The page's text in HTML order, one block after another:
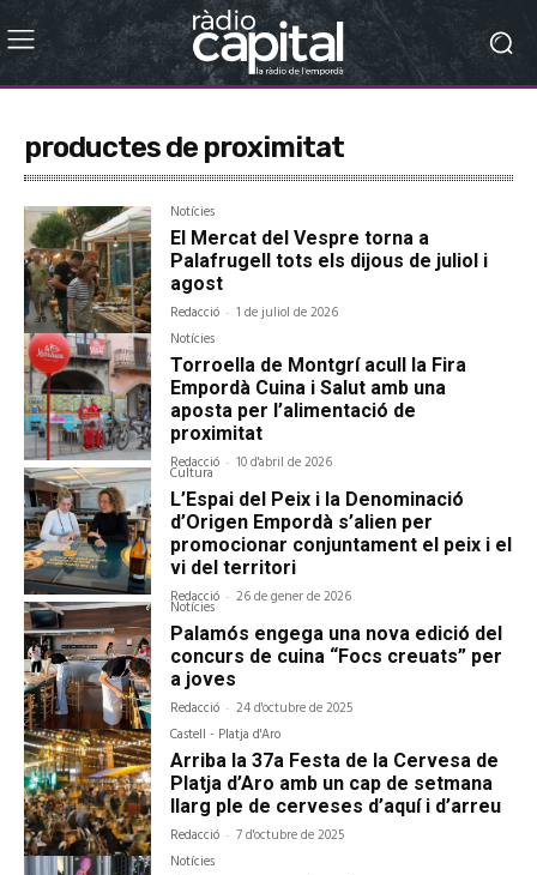
productes de proximitat
Notícies
El Mercat del Vespre torna a
Palafrugell tots els dijous de juliol i
agost
Redacció - 1 de juliol de 2026
Notícies
Torroella de Montgrí acull la Fira
Empordà Cuina i Salut amb una
aposta per l’alimentació de
proximitat
Redacció - 10 d'abril de 2026
Cultura
L’Espai del Peix i la Denominació
d’Origen Empordà s’alien per
promocionar conjuntament el peix i el
vi del territori
Redacció - 26 de gener de 2026
Notícies
Palamós engega una nova edició del
concurs de cuina “Focs creuats” per
a joves
Redacció - 24 d'octubre de 2025
Castell - Platja d'Aro
Arriba la 37a Festa de la Cervesa de
Platja d’Aro amb un cap de setmana
llarg ple de cerveses d’aquí i d’arreu
Redacció - 7 d'octubre de 2025
Notícies